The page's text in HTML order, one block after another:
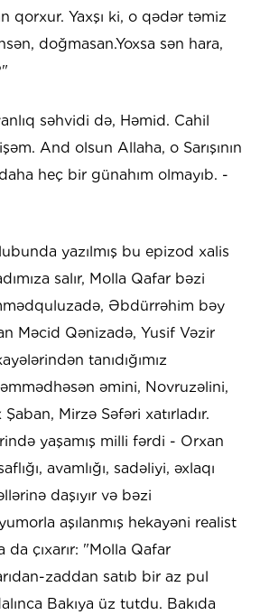
qorxur. Yaxşı ki, o qədər təmiz
doğmasan.Yoxsa sən hara,
səhvidi də, Həmid. Cahil
And olsun Allaha, o Sarışının
heç bir günahım olmayıb. -
yazılmış bu epizod xalis
salır, Molla Qafar bəzi
Əbdürrəhim bəy
Məcid Qənizadə, Yusif Vəzir
tanıdığımız
əmini, Novruzəlini,
Şaban, Mirzə Səfəri xatırladır.
yaşamış milli fərdi - Orxan
avamlığı, sadəliyi, əxlaqı
daşıyır və bəzi
aşılanmış hekayəni realist
da çıxarır: "Molla Qafar
zaddan satıb bir az pul
Bakıya üz tutdu. Bakıda